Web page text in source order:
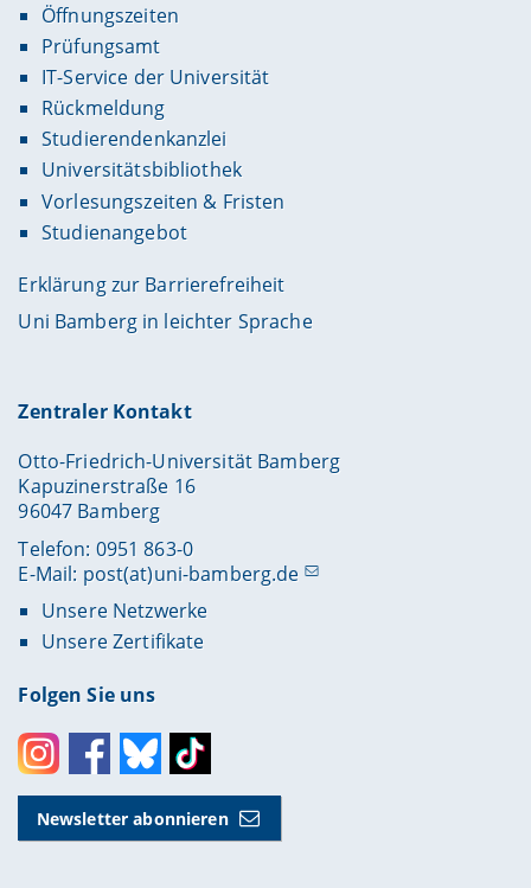
Öffnungszeiten
Prüfungsamt
IT-Service der Universität
Rückmeldung
Studierendenkanzlei
Universitätsbibliothek
Vorlesungszeiten & Fristen
Studienangebot
Erklärung zur Barrierefreiheit
Uni Bamberg in leichter Sprache
Zentraler Kontakt
Otto-Friedrich-Universität Bamberg
Kapuzinerstraße 16
96047 Bamberg
Telefon: 0951 863-0
E-Mail: post(at)uni-bamberg.de
Unsere Netzwerke
Unsere Zertifikate
Folgen Sie uns
InstagramFacebookBlueskyToktok
Newsletter abonnieren